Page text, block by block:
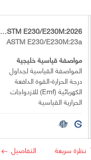
GSO ASTM E230/E230M:2026
ASTM E230/E230M:23a
مواصفة قياسية خليجية
المواصفة القياسية لجداول
درجة الحرارة-القوة الدافعة
الكهربائية (emf) للازدواجات
الحرارية القياسية
نظرة سريعة التفاصيل